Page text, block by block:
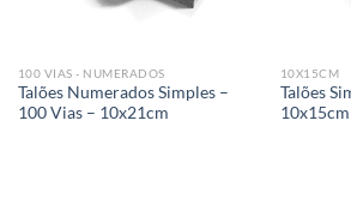
100 VIAS - NUMERADOS
Talões Numerados Simples –
100 Vias – 10x21cm
10X15CM
Talões
10x15cm